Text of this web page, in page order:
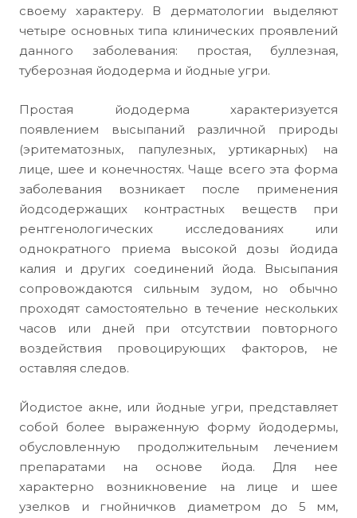
своему характеру. В дерматологии выделяют
четыре основных типа клинических проявлений
данного заболевания: простая, буллезная,
туберозная йододерма и йодные угри.
Простая йододерма характеризуется
появлением высыпаний различной природы
(эритематозных, папулезных, уртикарных) на
лице, шее и конечностях. Чаще всего эта форма
заболевания возникает после применения
йодсодержащих контрастных веществ при
рентгенологических исследованиях или
однократного приема высокой дозы йодида
калия и других соединений йода. Высыпания
сопровождаются сильным зудом, но обычно
проходят самостоятельно в течение нескольких
часов или дней при отсутствии повторного
воздействия провоцирующих факторов, не
оставляя следов.
Йодистое акне, или йодные угри, представляет
собой более выраженную форму йододермы,
обусловленную продолжительным лечением
препаратами на основе йода. Для нее
характерно возникновение на лице и шее
узелков и гнойничков диаметром до 5 мм,